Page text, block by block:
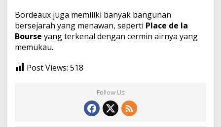
Bordeaux juga memiliki banyak bangunan
bersejarah yang menawan, seperti Place de la
Bourse yang terkenal dengan cermin airnya yang
memukau.
Post Views: 518
Follow Us